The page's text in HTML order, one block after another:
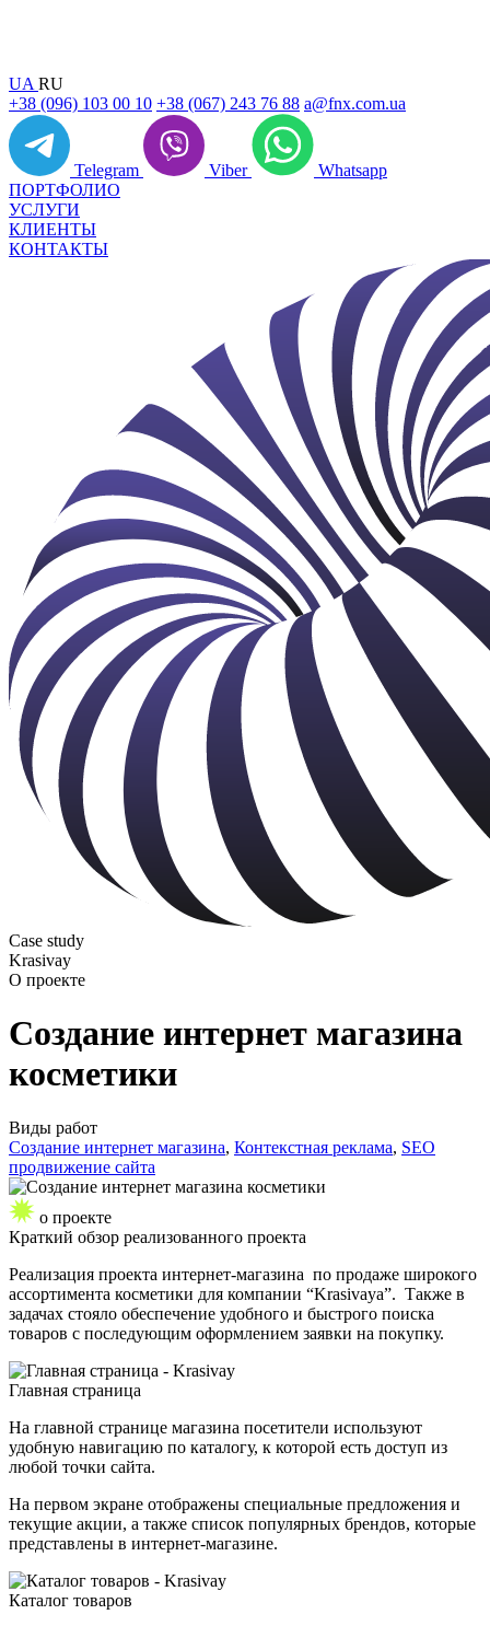
UA RU
+38 (096) 103 00 10 +38 (067) 243 76 88 a@fnx.com.ua
Telegram Viber
Whatsapp
ПОРТФОЛИО
УСЛУГИ
КЛИЕНТЫ
КОНТАКТЫ
Case study
Krasivay
О проекте
Создание интернет магазина
косметики
Виды работ
Создание интернет магазина, Контекстная реклама, SEO
продвижение сайта
о проекте
Краткий обзор реализованного проекта
Реализация проекта интернет-магазина по продаже широкого
ассортимента косметики для компании “Krasivaya”. Также в
задачах стояло обеспечение удобного и быстрого поиска
товаров с последующим оформлением заявки на покупку.
Главная страница
На главной странице магазина посетители используют
удобную навигацию по каталогу, к которой есть доступ из
любой точки сайта.
На первом экране отображены специальные предложения и
текущие акции, а также список популярных брендов, которые
представлены в интернет-магазине.
Каталог товаров